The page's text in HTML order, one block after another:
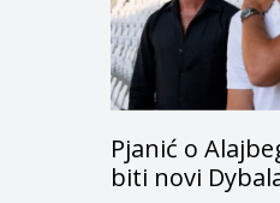
Pjanić o
biti novi